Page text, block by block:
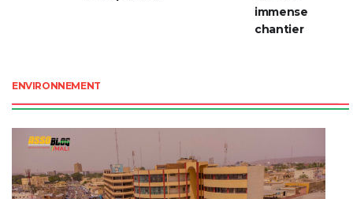
Mali : Un
immense
ENVIRONNEMENT